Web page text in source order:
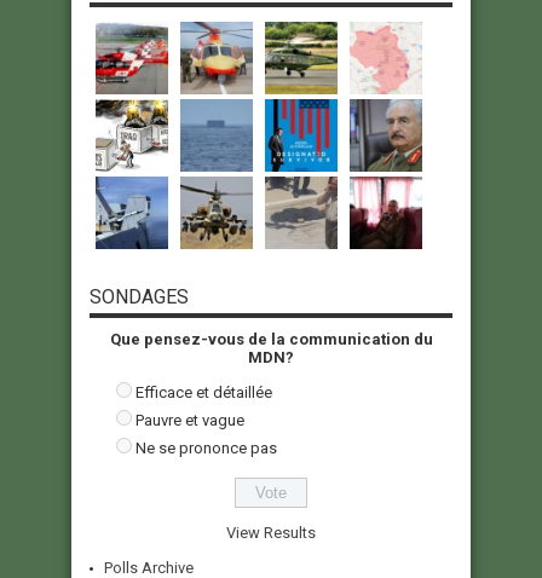
SONDAGES
Que pensez-vous de la communication du
MDN?
Efficace et détaillée
Pauvre et vague
Ne se prononce pas
View Results
Polls Archive